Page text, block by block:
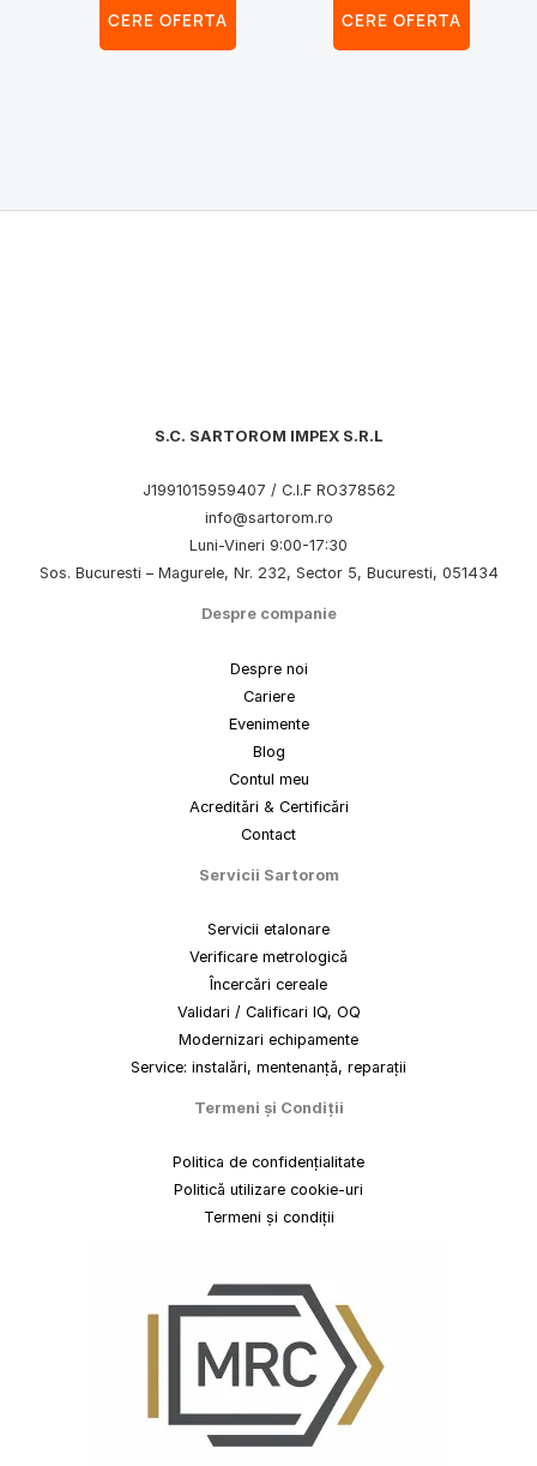
CERE OFERTA CERE OFERTA
S.C. SARTOROM IMPEX S.R.L
J1991015959407 / C.I.F RO378562
info@sartorom.ro
Luni-Vineri 9:00-17:30
Sos. Bucuresti – Magurele, Nr. 232, Sector 5, Bucuresti, 051434
Despre companie
Despre noi
Cariere
Evenimente
Blog
Contul meu
Acreditări & Certificări
Contact
Servicii Sartorom
Servicii etalonare
Verificare metrologică
Încercări cereale
Validari / Calificari IQ, OQ
Modernizari echipamente
Service: instalări, mentenanță, reparații
Termeni și Condiții
Politica de confidențialitate
Politică utilizare cookie-uri
Termeni și condiții